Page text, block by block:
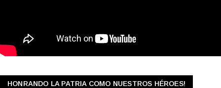
HONRANDO LA PATRIA COMO NUESTROS HÉROES!